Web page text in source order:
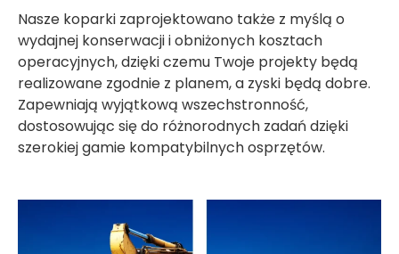
Nasze koparki zaprojektowano także z myślą o
wydajnej konserwacji i obniżonych kosztach
operacyjnych, dzięki czemu Twoje projekty będą
realizowane zgodnie z planem, a zyski będą dobre.
Zapewniają wyjątkową wszechstronność,
dostosowując się do różnorodnych zadań dzięki
szerokiej gamie kompatybilnych osprzętów.